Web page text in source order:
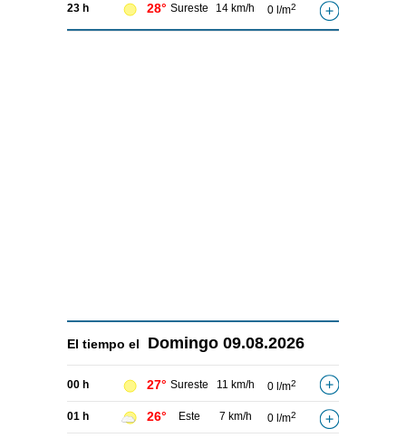
23 h 28° Sureste 14 km/h 0 l/m2
El tiempo el Domingo 09.08.2026
00 h 27° Sureste 11 km/h 0 l/m2
01 h 26° Este 7 km/h 0 l/m2